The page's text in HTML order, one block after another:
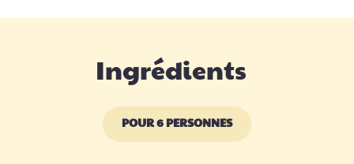
Ingrédients
POUR 6 PERSONNES